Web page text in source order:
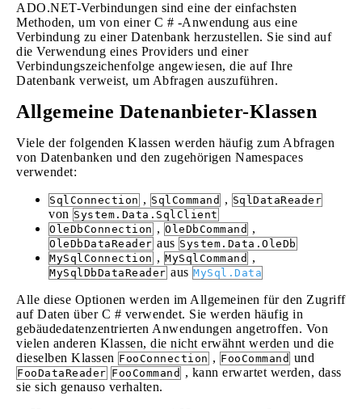
ADO.NET-Verbindungen sind eine der einfachsten
Methoden, um von einer C # -Anwendung aus eine
Verbindung zu einer Datenbank herzustellen. Sie sind auf
die Verwendung eines Providers und einer
Verbindungszeichenfolge angewiesen, die auf Ihre
Datenbank verweist, um Abfragen auszuführen.
Allgemeine Datenanbieter-Klassen
Viele der folgenden Klassen werden häufig zum Abfragen
von Datenbanken und den zugehörigen Namespaces
verwendet:
SqlConnection , SqlCommand , SqlDataReader
von System.Data.SqlClient
OleDbConnection , OleDbCommand ,
OleDbDataReader aus System.Data.OleDb
MySqlConnection , MySqlCommand ,
MySqlDbDataReader aus MySql.Data
Alle diese Optionen werden im Allgemeinen für den Zugriff
auf Daten über C # verwendet. Sie werden häufig in
gebäudedatenzentrierten Anwendungen angetroffen. Von
vielen anderen Klassen, die nicht erwähnt werden und die
dieselben Klassen FooConnection , FooCommand und
FooDataReader FooCommand , kann erwartet werden, dass
sie sich genauso verhalten.